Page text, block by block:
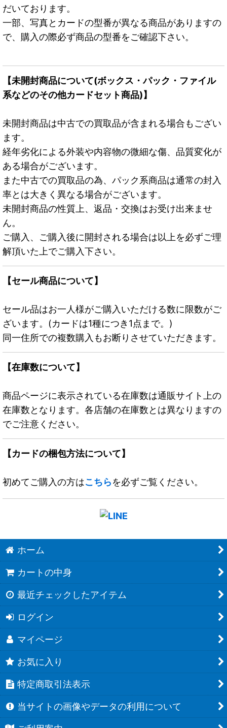
だいております。
一部、写真とカードの型番が異なる商品がありますの
で、購入の際必ず商品の型番をご確認下さい。
【未開封商品について(ボックス・パック・ファイル
系などのその他カードセット商品)】
未開封商品は中古での買取品が含まれる場合もござい
ます。
経年劣化による外装や内容物の微細な傷、品質変化が
ある場合がございます。
また中古での買取品の為、パック系商品は通常の封入
率とは大きく異なる場合がございます。
未開封商品の性質上、返品・交換はお受け出来ませ
ん。
ご購入、ご購入後に開封される場合は以上を必ずご理
解頂いた上でご購入下さい。
【セール商品について】
セール品はお一人様がご購入いただける数に限数がご
ざいます。(カードは1種につき1点まで。)
同一住所での複数購入もお断りさせていただきます。
【在庫数について】
商品ページに表示されている在庫数は通販サイト上の
在庫数となります。各店舗の在庫数とは異なりますの
でご注意ください。
【カードの梱包方法について】
初めてご購入の方はこちらを必ずご覧ください。
ホーム
カートの中身
最近チェックしたアイテム
ログイン
マイページ
お気に入り
特定商取引法表示
当サイトの画像やデータの利用について